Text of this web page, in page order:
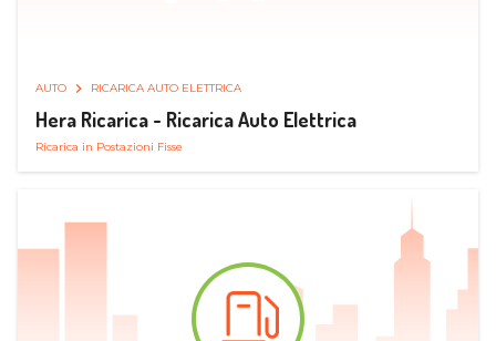
AUTO RICARICA AUTO ELETTRICA
Hera Ricarica - Ricarica Auto Elettrica
Ricarica in Postazioni Fisse